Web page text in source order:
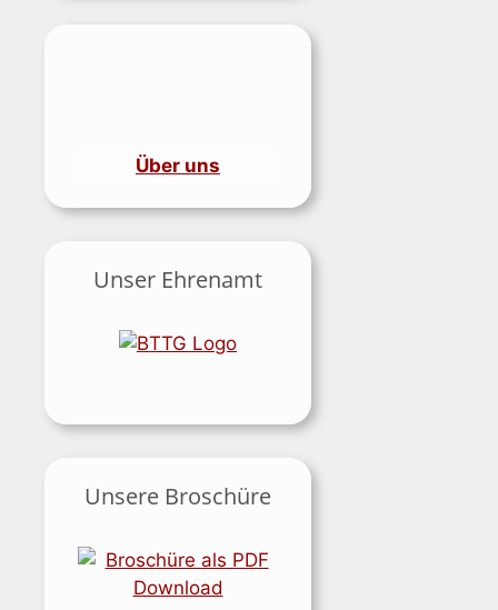
Über uns
Unser Ehrenamt
Unsere Broschüre